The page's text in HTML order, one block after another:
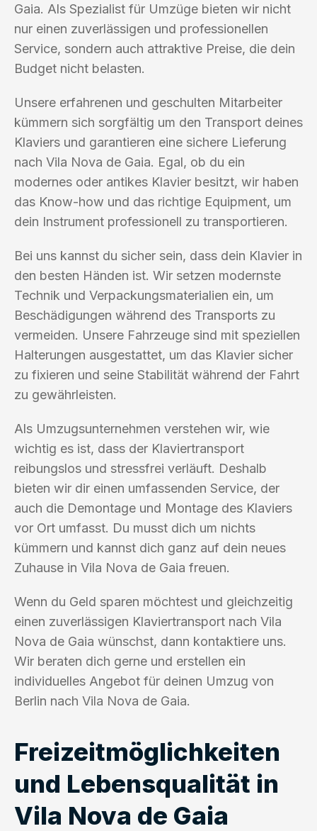
Gaia. Als Spezialist für Umzüge bieten wir nicht
nur einen zuverlässigen und professionellen
Service, sondern auch attraktive Preise, die dein
Budget nicht belasten.
Unsere erfahrenen und geschulten Mitarbeiter
kümmern sich sorgfältig um den Transport deines
Klaviers und garantieren eine sichere Lieferung
nach Vila Nova de Gaia. Egal, ob du ein
modernes oder antikes Klavier besitzt, wir haben
das Know-how und das richtige Equipment, um
dein Instrument professionell zu transportieren.
Bei uns kannst du sicher sein, dass dein Klavier in
den besten Händen ist. Wir setzen modernste
Technik und Verpackungsmaterialien ein, um
Beschädigungen während des Transports zu
vermeiden. Unsere Fahrzeuge sind mit speziellen
Halterungen ausgestattet, um das Klavier sicher
zu fixieren und seine Stabilität während der Fahrt
zu gewährleisten.
Als Umzugsunternehmen verstehen wir, wie
wichtig es ist, dass der Klaviertransport
reibungslos und stressfrei verläuft. Deshalb
bieten wir dir einen umfassenden Service, der
auch die Demontage und Montage des Klaviers
vor Ort umfasst. Du musst dich um nichts
kümmern und kannst dich ganz auf dein neues
Zuhause in Vila Nova de Gaia freuen.
Wenn du Geld sparen möchtest und gleichzeitig
einen zuverlässigen Klaviertransport nach Vila
Nova de Gaia wünschst, dann kontaktiere uns.
Wir beraten dich gerne und erstellen ein
individuelles Angebot für deinen Umzug von
Berlin nach Vila Nova de Gaia.
Freizeitmöglichkeiten
und Lebensqualität in
Vila Nova de Gaia